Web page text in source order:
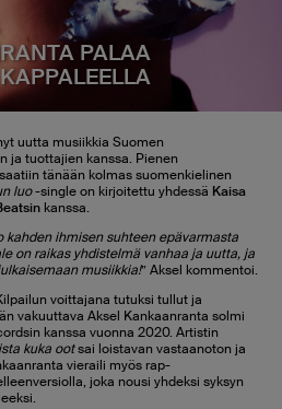
PALAA
uutta musiikkia Suomen
ja tuottajien kanssa. Pienen
tänään kolmas suomenkielinen
luo-single on kirjoitettu yhdessä Kaisa
kanssa.
kahden ihmisen suhteen epävarmasta
on raikas yhdistelmä vanhaa ja uutta, ja
musiikkia!” Aksel kommentoi.
voittajana tutuksi tullut ja
vakuuttava Aksel Kankaanranta solmi
kanssa vuonna 2020. Artistin
kuka ootsai loistavan vastaanoton ja
vieraili myös rap-
joka nousi yhdeksi syksyn